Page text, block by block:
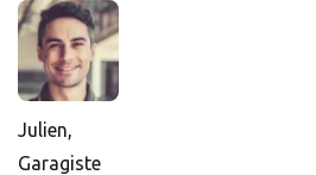
Julien,
Garagiste